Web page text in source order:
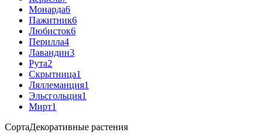
Монарда6
Пажитник6
Любисток6
Перилла4
Лавандин3
Рута2
Скрытница1
Ляллеманция1
Эльсгольция1
Мирт1
СортаДекоративные растения